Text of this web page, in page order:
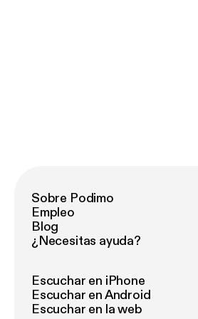
Sobre Podimo
Empleo
Blog
¿Necesitas ayuda?
Escuchar en iPhone
Escuchar en Android
Escuchar en la web